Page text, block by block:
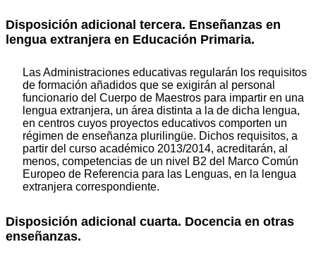
Disposición adicional tercera. Enseñanzas en
lengua extranjera en Educación Primaria.
Las Administraciones educativas regularán los requisitos
de formación añadidos que se exigirán al personal
funcionario del Cuerpo de Maestros para impartir en una
lengua extranjera, un área distinta a la de dicha lengua,
en centros cuyos proyectos educativos comporten un
régimen de enseñanza plurilingüe. Dichos requisitos, a
partir del curso académico 2013/2014, acreditarán, al
menos, competencias de un nivel B2 del Marco Común
Europeo de Referencia para las Lenguas, en la lengua
extranjera correspondiente.
Disposición adicional cuarta. Docencia en otras
enseñanzas.